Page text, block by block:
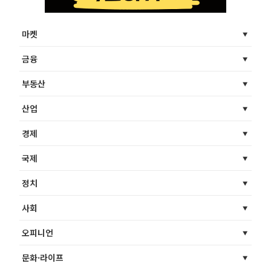
마켓
금융
부동산
산업
경제
국제
정치
사회
오피니언
문화·라이프